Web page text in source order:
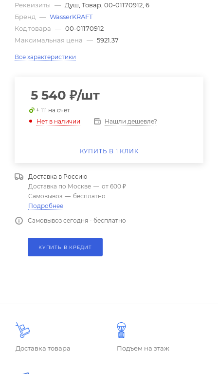
Реквизиты — Душ, Товар, 00-01170912, 6
Бренд — WasserKRAFT
Код товара — 00-01170912
Максимальная цена — 5921.37
Все характеристики
5 540 ₽/шт
+ 111 на счет
Нет в наличии
Нашли дешевле?
КУПИТЬ В 1 КЛИК
Доставка в Россию
Доставка по Москве — от 600 ₽
Самовывоз — бесплатно
Подробнее
Самовывоз сегодня - бесплатно
КУПИТЬ В КРЕДИТ
Доставка товара Подъем на этаж